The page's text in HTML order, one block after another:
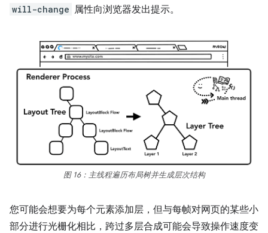
will-change 属性向浏览器发出提示。
图 16：主线程遍历布局树并生成层次结构
您可能会想要为每个元素添加层，但与每帧对网页的某些小
部分进行光栅化相比，跨过多层合成可能会导致操作速度变